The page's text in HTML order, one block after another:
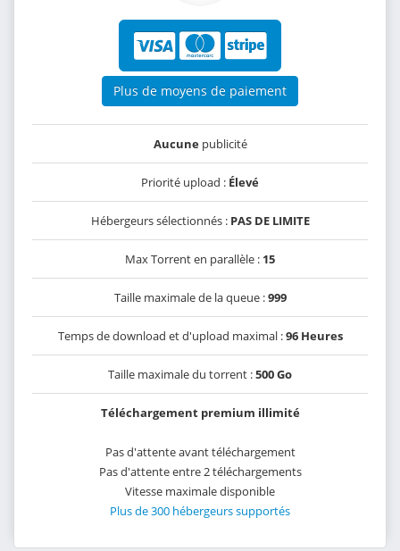
Plus de moyens de paiement
Aucunepublicité
Priorité upload : Élevé
Hébergeurs sélectionnés : PAS DE LIMITE
Max Torrent en parallèle : 15
Taille maximale de la queue :999
Temps de download et d'upload maximal :96 Heures
Taille maximale du torrent :500 Go
Téléchargement premium illimité
Pas d'attente avant téléchargement
Pas d'attente entre 2 téléchargements
Vitesse maximale disponible
Plus de 300 hébergeurs supportés